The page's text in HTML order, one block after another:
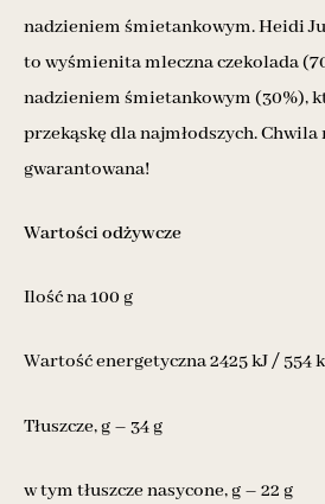
nadzieniem śmietankowym. Heidi
to wyśmienita mleczna czekolada
nadzieniem śmietankowym (30%),
przekąskę dla najmłodszych.
gwarantowana!
Wartości odżywcze
Ilość na 100 g
Wartość energetyczna 2425 kJ / 554
Tłuszcze, g – 34 g
w tym tłuszcze nasycone, g – 22 g